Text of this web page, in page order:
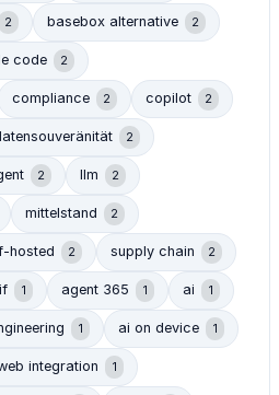
2 basebox alternative 2
code 2
compliance 2 copilot 2
2
2 llm 2
mittelstand 2
hosted 2 supply chain 2
1 agent 365 1 ai 1
1 ai on device 1
integration 1